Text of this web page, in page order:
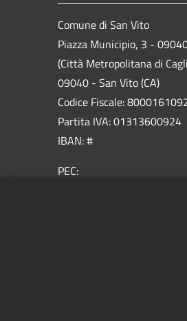
Comune di San Vito
Piazza Municipio, 3 -
(Città Metropolitana di
09040 - San Vito (CA)
Codice Fiscale:
Partita IVA: 01313600924
IBAN: #
PEC: